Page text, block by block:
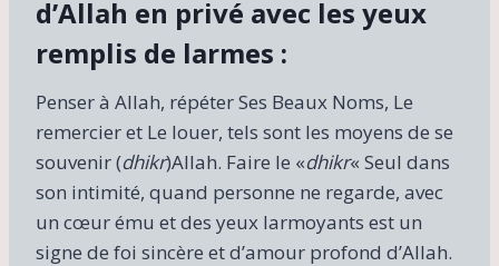
d’Allah en privé avec les yeux
remplis de larmes :
Penser à Allah, répéter Ses Beaux Noms, Le
remercier et Le louer, tels sont les moyens de se
souvenir (dhikr)Allah. Faire le «dhikr« Seul dans
son intimité, quand personne ne regarde, avec
un cœur ému et des yeux larmoyants est un
signe de foi sincère et d’amour profond d’Allah.